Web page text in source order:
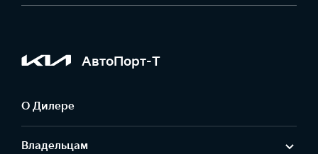
АвтоПорт-Т
О Дилере
Владельцам